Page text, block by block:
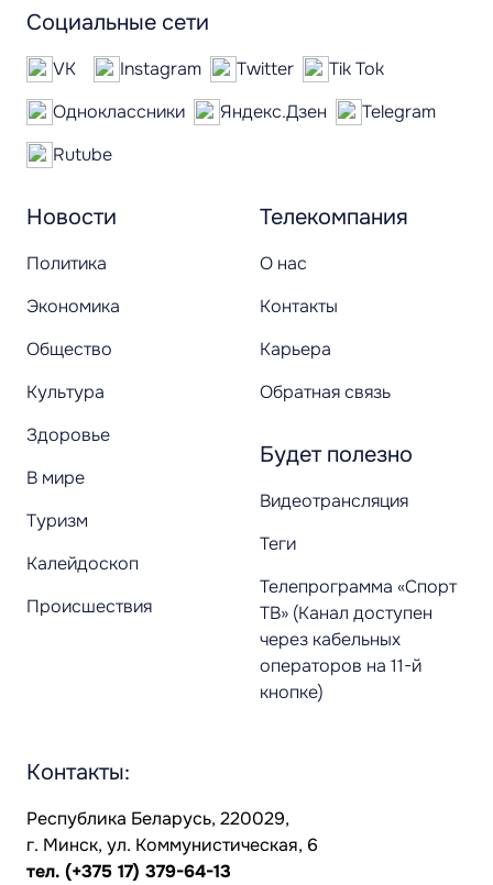
Новости
Политика
Экономика
Общество
Культура
Здоровье
В мире
Туризм
Калейдоскоп
Происшествия
Телекомпания
О нас
Контакты
Карьера
Обратная связь
Будет полезно
Видеотрансляция
Теги
Телепрограмма «Спорт
ТВ» (Канал доступен
через кабельных
операторов на 11-й
кнопке)
Социальные сети
VK Instagram Twitter
Tik Tok
Одноклассники
Яндекс.Дзен
Telegram
Rutube
Контакты:
Республика Беларусь, 220029,
г. Минск, ул. Коммунистическая, 6
тел. (+375 17) 379-64-13